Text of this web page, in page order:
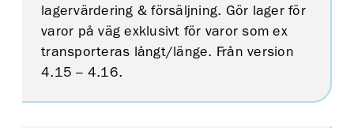
lagervärdering & försäljning. Gör lager för
varor på väg exklusivt för varor som ex
transporteras långt/länge. Från version
4.15 – 4.16.